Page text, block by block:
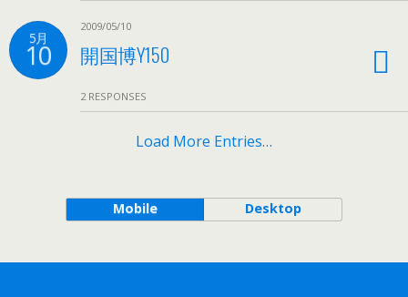
5月
10
2009/05/10
開国博Y150
2 RESPONSES
Load More Entries…
Mobile Desktop